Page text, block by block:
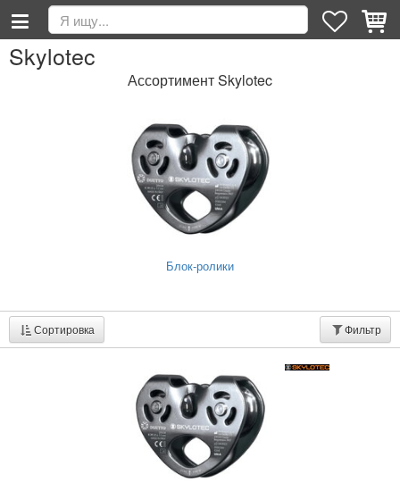
Skylotec
Ассортимент Skylotec
Блок-ролики
Сортировка Фильтр